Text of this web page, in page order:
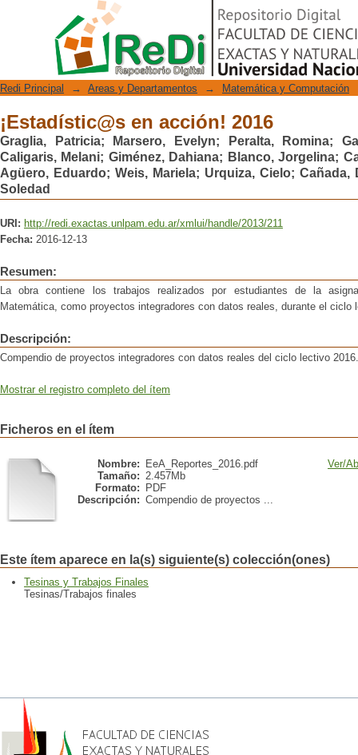
¡Estadístic@s en acción! 2016
Repositorio Digital
Redi Principal → Areas y Departamentos → Matemática y Computación
¡Estadístic@s en acción! 2016
Graglia, Patricia; Marsero, Evelyn; Peralta, Romina;
Caligaris, Melani; Giménez, Dahiana; Blanco, Jorgelina;
Agüero, Eduardo; Weis, Mariela; Urquiza, Cielo; Cañada,
Soledad
URI: http://redi.exactas.unlpam.edu.ar/xmlui/handle/2013/211
Fecha: 2016-12-13
Resumen:
La obra contiene los trabajos realizados por estudiantes de la
Matemática, como proyectos integradores con datos reales, durante el ciclo
Descripción:
Compendio de proyectos integradores con datos reales del ciclo lectivo 2016.
Mostrar el registro completo del ítem
Ficheros en el ítem
Nombre:
EeA_Reportes_2016.pdf
Tamaño: 2.457Mb
Formato:
PDF
Descripción: Compendio de proyectos ...
Ver/
Este ítem aparece en la(s) siguiente(s) colección(ones)
Tesinas y Trabajos Finales
Tesinas/Trabajos finales